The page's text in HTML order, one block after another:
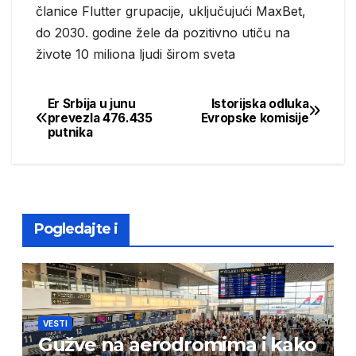
članice Flutter grupacije, uključujući MaxBet,
do 2030. godine žele da pozitivno utiču na
živote 10 miliona ljudi širom sveta
Post
navigation
Istorijska odluka
Evropske komisije
Er Srbija u junu
prevezla 476.435
putnika
Pogledajte i
VESTI
Gužve na aerodromima i kako